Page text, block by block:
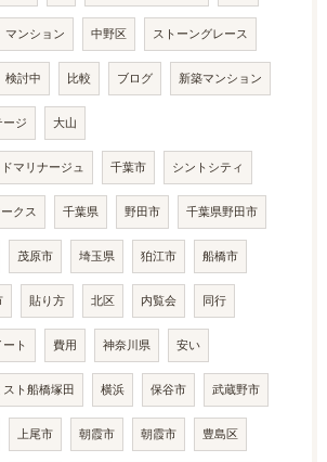
マンション 中野区 ストーングレース
検討中 比較 ブログ 新築マンション
ジ 大山
マリナージュ 千葉市 シントシティ
クス 千葉県 野田市 千葉県野田市
茂原市 埼玉県 狛江市 船橋市
貼り方 北区 内覧会 同行
ト 費用 神奈川県 安い
スト船橋塚田 横浜 保谷市 武蔵野市
上尾市 朝霞市 朝霞市 豊島区